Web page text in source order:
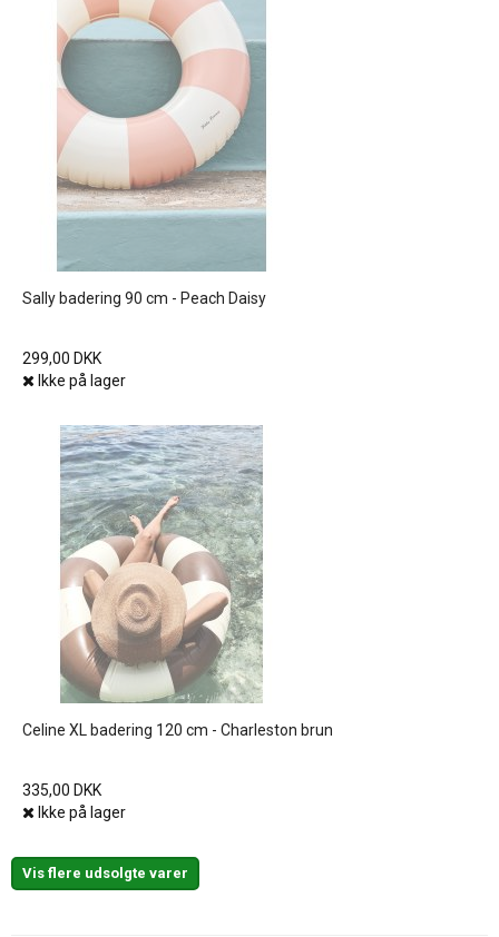
Sally badering 90 cm - Peach Daisy
299,00 DKK
Ikke på lager
Celine XL badering 120 cm - Charleston brun
335,00 DKK
Ikke på lager
Vis flere udsolgte varer